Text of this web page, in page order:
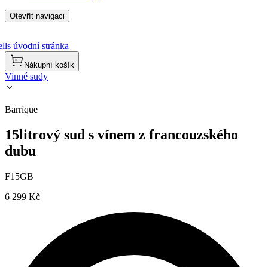
Otevřít navigaci
úvodní stránka
Nákupní košík
Vinné sudy
Barrique
15litrový sud s vínem z francouzského
dubu
F15GB
6 299 Kč